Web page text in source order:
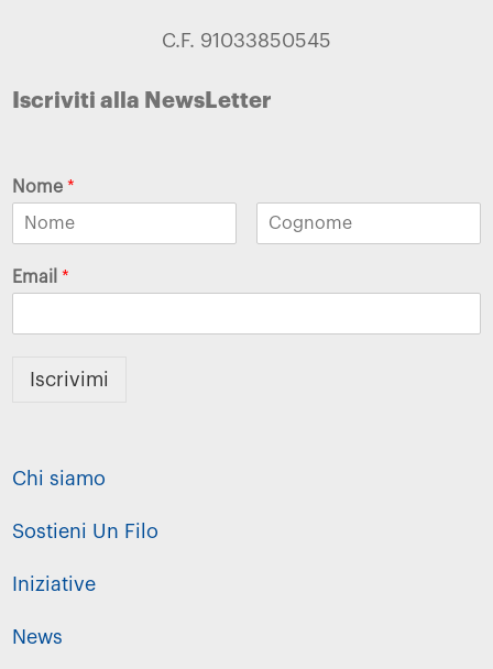
C.F. 91033850545
Iscriviti alla NewsLetter
Nome*
Email*
Iscrivimi
Chi siamo
Sostieni Un Filo
Iniziative
News